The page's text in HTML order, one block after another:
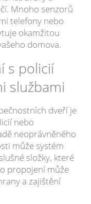
Mnoho senzorů
telefony nebo
okamžitou
domova.
s policií
službami
dveří je
nebo
neoprávněného
může systém
složky, které
propojení může
a zajištění